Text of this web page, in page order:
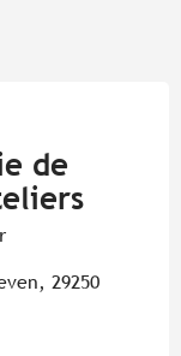
de
29250